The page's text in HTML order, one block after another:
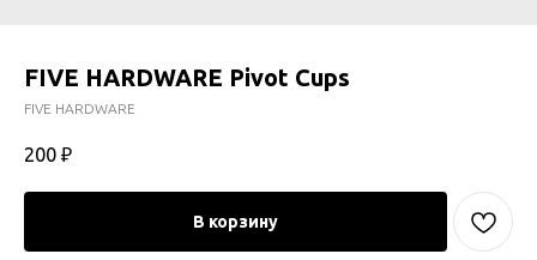
FIVE HARDWARE Pivot Cups
FIVE HARDWARE
200 ₽
В корзину